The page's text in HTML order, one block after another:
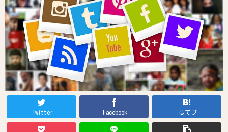
Twitter Facebook はてブ